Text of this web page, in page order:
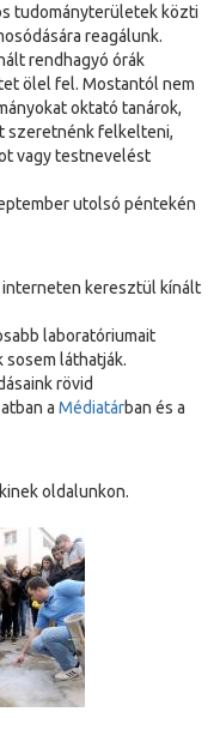
tudományterületek közti
reagálunk.
rendhagyó órák
ölel fel. Mostantól nem
oktató tanárok,
szeretnénk felkelteni,
vagy testnevelést
utolsó péntekén
keresztül kínált
laboratóriumait
sosem láthatják.
rövid
a Médiatárban és a
oldalunkon.